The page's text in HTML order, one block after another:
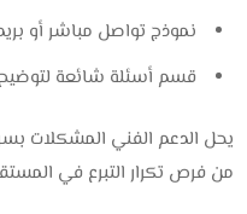
نموذج تواصل مباشر أو
قسم أسئلة شائعة
يحل الدعم الفني المشكلات
من فرص تكرار التبرع في